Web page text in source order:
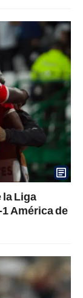
la Liga
América de